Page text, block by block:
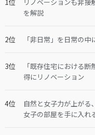
を解説
「非日常」を日常の
「既存住宅における
得にリノベーション
自然と女子力が上がる
女子の部屋を手に入れ